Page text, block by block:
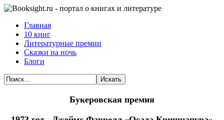
Главная
10 книг
Литературные премии
Сказки на ночь
Блоги
Искать
Букеровская премия